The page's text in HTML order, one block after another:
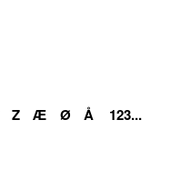
Z Æ Ø Å 123...